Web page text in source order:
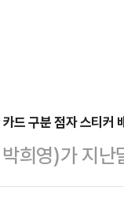
드 구분 점자 스티커
희영)가 지
스티커 6종